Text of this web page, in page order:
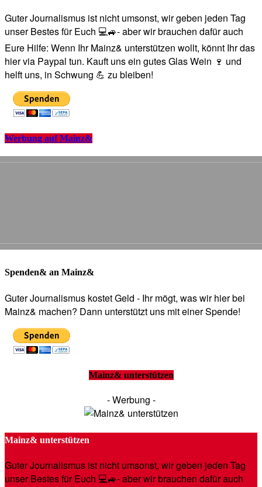
Guter Journalismus ist nicht umsonst, wir geben jeden Tag
unser Bestes für Euch 💻🚙- aber wir brauchen dafür auch
Eure Hilfe: Wenn Ihr Mainz& unterstützen wollt, könnt Ihr das
hier via Paypal tun. Kauft uns ein gutes Glas Wein 🍷 und
helft uns, in Schwung 💪 zu bleiben!
Werbung auf Mainz&
Spenden& an Mainz&
Guter Journalismus kostet Geld - Ihr mögt, was wir hier bei
Mainz& machen? Dann unterstützt uns mit einer Spende!
Mainz& unterstützen
- Werbung -
Mainz& unterstützen
Guter Journalismus ist nicht umsonst, wir geben jeden Tag
unser Bestes für Euch 💻🚙- aber wir brauchen dafür auch